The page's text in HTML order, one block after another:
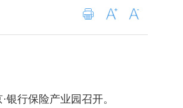
银行保险产业园召开。